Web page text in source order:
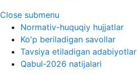
Close submenu
Normativ-huquqiy hujjatlar
Ko'p beriladigan savollar
Tavsiya etiladigan adabiyotlar
Qabul-2026 natijalari